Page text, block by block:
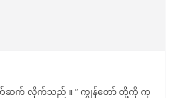
တ်ဆက် လိုက်သည် ။ ” ကျွန်တော် တို့ကို ကု